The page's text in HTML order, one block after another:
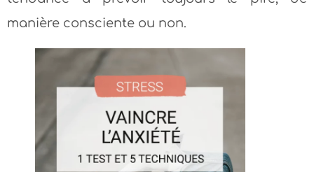
manière consciente ou non.